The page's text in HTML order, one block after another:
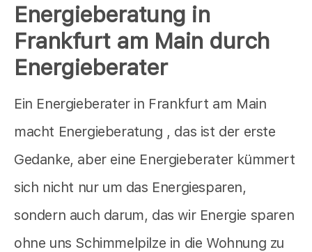
Energieberatung in
Frankfurt am Main durch
Energieberater
Ein Energieberater in Frankfurt am Main
macht Energieberatung , das ist der erste
Gedanke, aber eine Energieberater kümmert
sich nicht nur um das Energiesparen,
sondern auch darum, das wir Energie sparen
ohne uns Schimmelpilze in die Wohnung zu